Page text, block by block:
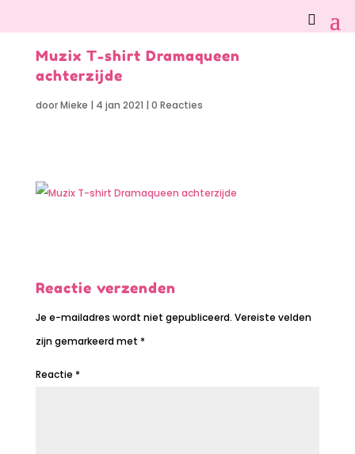
Muzix T-shirt Dramaqueen
achterzijde
doorMieke | 4 jan 2021 | 0 Reacties
Reactie verzenden
Je e-mailadres wordt niet gepubliceerd. Vereiste velden
zijn gemarkeerd met *
Reactie *